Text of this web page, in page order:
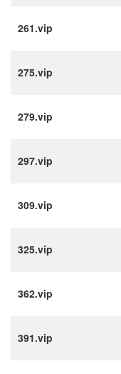
261.vip
275.vip
279.vip
297.vip
309.vip
325.vip
362.vip
391.vip